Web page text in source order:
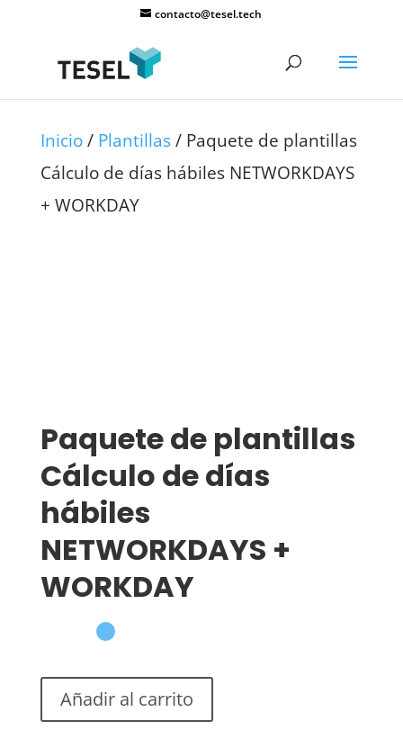
contacto@tesel.tech
Inicio/ Plantillas/ Paquete de plantillas
Cálculo de días hábiles NETWORKDAYS
+ WORKDAY
Paquete de plantillas
Cálculo de días
hábiles
NETWORKDAYS +
WORKDAY
Añadir al carrito